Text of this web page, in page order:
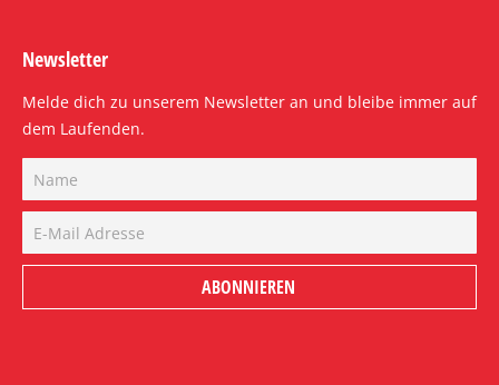
Newsletter
Melde dich zu unserem Newsletter an und bleibe immer auf
dem Laufenden.